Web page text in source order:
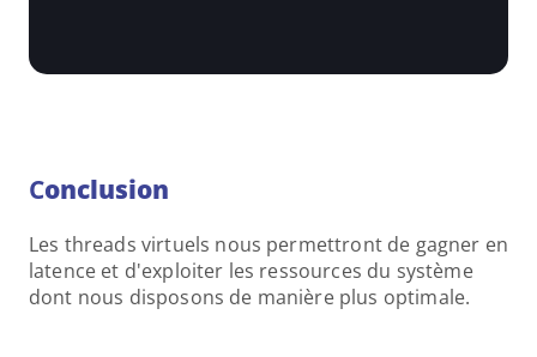
Conclusion
Les threads virtuels nous permettront de gagner en
latence et d'exploiter les ressources du système
dont nous disposons de manière plus optimale.